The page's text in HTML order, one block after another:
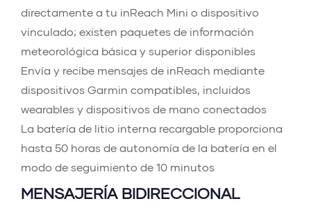
directamente a tu inReach Mini o dispositivo
vinculado; existen paquetes de información
meteorológica básica y superior disponibles
Envía y recibe mensajes de inReach mediante
dispositivos Garmin compatibles, incluidos
wearables y dispositivos de mano conectados
La batería de litio interna recargable proporciona
hasta 50 horas de autonomía de la batería en el
modo de seguimiento de 10 minutos
MENSAJERÍA BIDIRECCIONAL